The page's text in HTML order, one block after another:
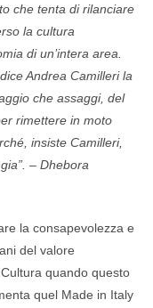
che tenta di rilanciare
la cultura
di un’intera area.
Andrea Camilleri la
che assaggi, del
rimettere in moto
insiste Camilleri,
– Dhebora
la consapevolezza e
del valore
quando questo
quel Made in Italy